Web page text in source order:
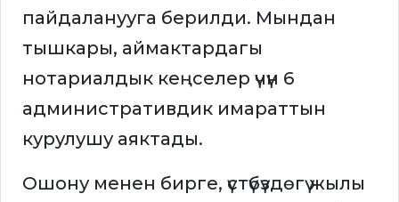
пайдаланууга берилди. Мындан
тышкары, аймактардагы
нотариалдык кеңселер үчүн 6
административдик имараттын
курулушу аяктады.
Ошону менен бирге, үстүбүздөгү жылы